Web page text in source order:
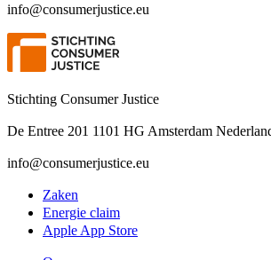
info@consumerjustice.eu
Stichting Consumer Justice
De Entree 201 1101 HG Amsterdam
info@consumerjustice.eu
Zaken
Energie claim
Apple App Store